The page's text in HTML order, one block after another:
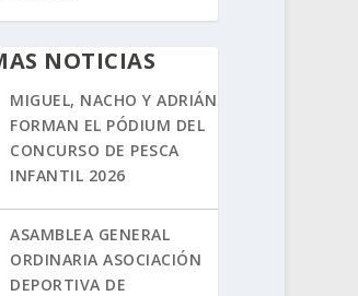
NOTICIAS
MIGUEL, NACHO Y ADRIÁN
FORMAN EL PÓDIUM DEL
CONCURSO DE PESCA
INFANTIL 2026
ASAMBLEA GENERAL
ORDINARIA ASOCIACIÓN
DEPORTIVA DE